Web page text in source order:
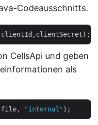
Codeausschnitts.
CellsApi und geben
als
file, "internal"